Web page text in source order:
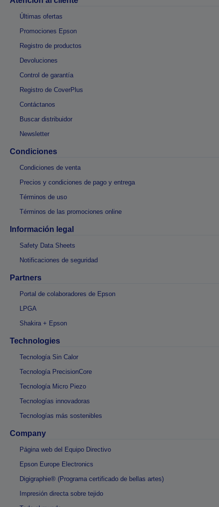
Últimas ofertas
Promociones Epson
Registro de productos
Devoluciones
Control de garantía
Registro de CoverPlus
Contáctanos
Buscar distribuidor
Newsletter
Condiciones
Condiciones de venta
Precios y condiciones de pago y entrega
Términos de uso
Términos de las promociones online
Información legal
Safety Data Sheets
Notificaciones de seguridad
Partners
Portal de colaboradores de Epson
LPGA
Shakira + Epson
Technologies
Tecnología Sin Calor
Tecnología PrecisionCore
Tecnología Micro Piezo
Tecnologías innovadoras
Tecnologías más sostenibles
Company
Página web del Equipo Directivo
Epson Europe Electronics
Digigraphie® (Programa certificado de bellas artes)
Impresión directa sobre tejido